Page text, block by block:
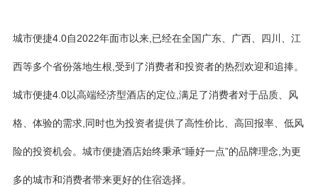
城市便捷4.0自2022年面市以来,已经在全国广东、广西、四川、江
西等多个省份落地生根,受到了消费者和投资者的热烈欢迎和追捧。
城市便捷4.0以高端经济型酒店的定位,满足了消费者对于品质、风
格、体验的需求,同时也为投资者提供了高性价比、高回报率、低风
险的投资机会。城市便捷酒店始终秉承“睡好一点”的品牌理念,为更
多的城市和消费者带来更好的住宿选择。